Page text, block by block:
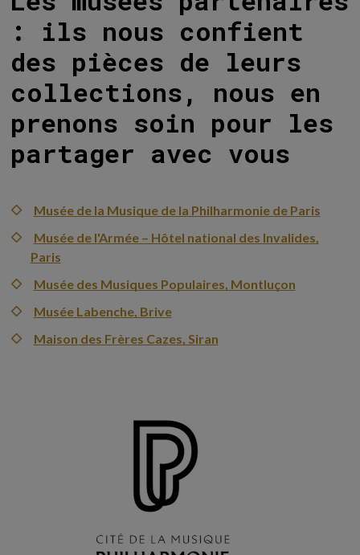
: ils nous confient
des pièces de leurs
collections, nous en
prenons soin pour les
partager avec vous
Musée de la Musique de la Philharmonie de Paris
Musée de l'Armée – Hôtel national des Invalides,
Paris
Musée des Musiques Populaires, Montluçon
Musée Labenche, Brive
Maison des Frères Cazes, Siran